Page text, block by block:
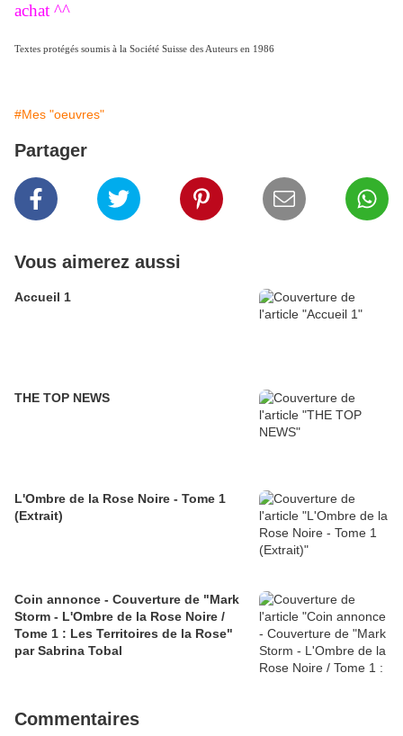
achat ^^
Textes protégés soumis à la Société Suisse des Auteurs en 1986
#Mes "oeuvres"
Partager
Vous aimerez aussi
Accueil 1
THE TOP NEWS
L'Ombre de la Rose Noire - Tome 1
(Extrait)
Coin annonce - Couverture de "Mark
Storm - L'Ombre de la Rose Noire /
Tome 1 : Les Territoires de la Rose"
par Sabrina Tobal
Commentaires